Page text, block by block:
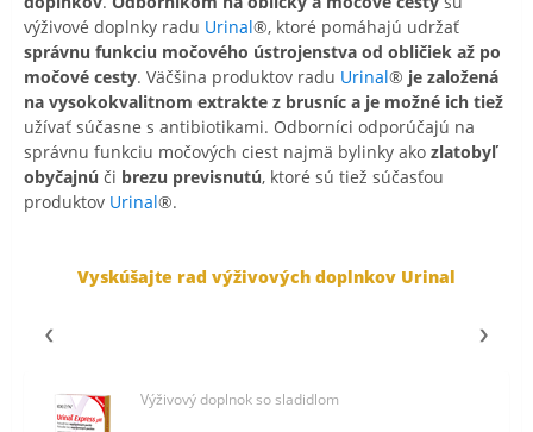
výživové doplnky radu Urinal®, ktoré pomáhajú udržať
správnu funkciu močového ústrojenstva od obličiek až po
močové cesty. Väčšina produktov radu Urinal® je založená
na vysokokvalitnom extrakte z brusníc a je možné ich tiež
užívať súčasne s antibiotikami. Odborníci odporúčajú na
správnu funkciu močových ciest najmä bylinky ako zlatobyľ
obyčajnú či brezu previsnutú, ktoré sú tiež súčasťou
produktov Urinal®.
Vyskúšajte rad výživových doplnkov Urinal
Výživový doplnok so sladidlom